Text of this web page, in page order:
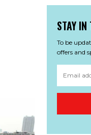
STAY IN
To be
offers and